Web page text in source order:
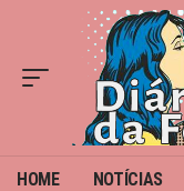
HOME NOTÍCIAS